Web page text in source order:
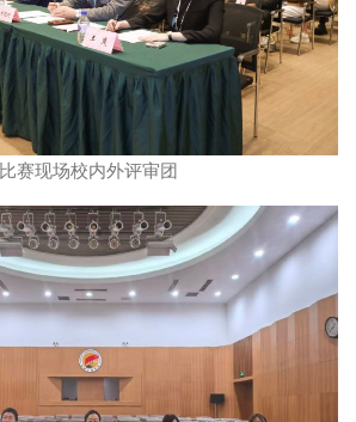
比赛现场校内外评审团